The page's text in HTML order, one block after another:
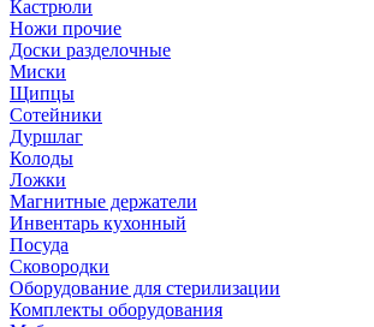
Кастрюли
Ножи прочие
Доски разделочные
Миски
Щипцы
Сотейники
Дуршлаг
Колоды
Ложки
Магнитные держатели
Инвентарь кухонный
Посуда
Сковородки
Оборудование для стерилизации
Комплекты оборудования